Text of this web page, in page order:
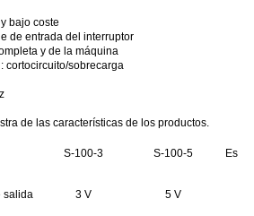
bajo coste
de entrada del interruptor
y de la máquina
cortocircuito/sobrecarga
de las características de los productos.
S-100-3 S-100-5 Es el
salida
3 V 5 V